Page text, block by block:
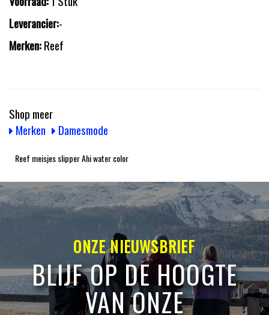
Leverancier:-
Merken:Reef
Shop meer
Merken
Damesmode
Reef meisjes slipper Ahi water color
ONZE NIEUWSBRIEF
BLIJF OP DE HOOGTE
VAN ONZE